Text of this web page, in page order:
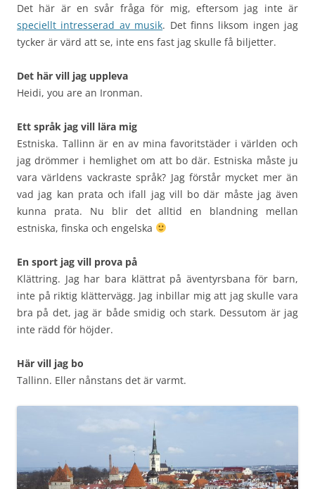
Det här är en svår fråga för mig, eftersom jag inte är
speciellt intresserad av musik. Det finns liksom ingen jag
tycker är värd att se, inte ens fast jag skulle få biljetter.
Det här vill jag uppleva
Heidi, you are an Ironman.
Ett språk jag vill lära mig
Estniska. Tallinn är en av mina favoritstäder i världen och
jag drömmer i hemlighet om att bo där. Estniska måste ju
vara världens vackraste språk? Jag förstår mycket mer än
vad jag kan prata och ifall jag vill bo där måste jag även
kunna prata. Nu blir det alltid en blandning mellan
estniska, finska och engelska
En sport jag vill prova på
Klättring. Jag har bara klättrat på äventyrsbana för barn,
inte på riktig klättervägg. Jag inbillar mig att jag skulle vara
bra på det, jag är både smidig och stark. Dessutom är jag
inte rädd för höjder.
Här vill jag bo
Tallinn. Eller nånstans det är varmt.